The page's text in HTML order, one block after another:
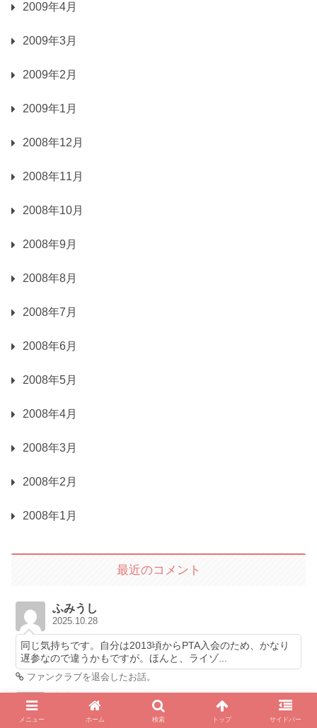
2009年4月
2009年3月
2009年2月
2009年1月
2008年12月
2008年11月
2008年10月
2008年9月
2008年8月
2008年7月
2008年6月
2008年5月
2008年4月
2008年3月
2008年2月
2008年1月
最近のコメント
ふみうし
2025.10.28
同じ気持ちです。自分は2013頃からPTA入会のため、かなり
遅参なので違うかもですが。ほんと、ライゾ...
ファンクラブを退会したお話。
2025.10.21
メニュー ホーム 検索 トップ サイドバー